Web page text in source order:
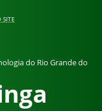
SITE
do Rio Grande do